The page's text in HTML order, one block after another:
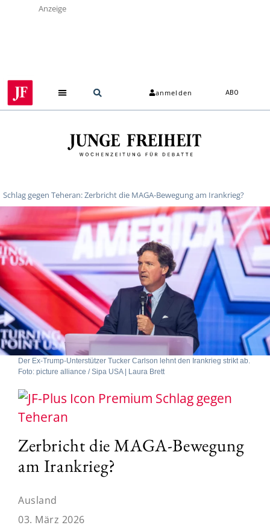
Anzeige
anmelden ABO
Schlag gegen Teheran: Zerbricht die MAGA-Bewegung am Irankrieg?
Der Ex-Trump-Unterstützer Tucker Carlson lehnt den Irankrieg strikt ab.
Foto: picture alliance / Sipa USA | Laura Brett
Schlag gegen
Teheran
Zerbricht die MAGA-Bewegung
am Irankrieg?
Ausland
03. März 2026